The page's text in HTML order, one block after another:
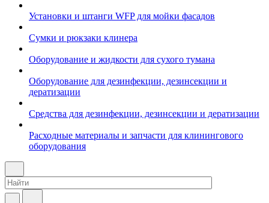
Установки и штанги WFP для мойки фасадов
Сумки и рюкзаки клинера
Оборудование и жидкости для сухого тумана
Оборудование для дезинфекции, дезинсекции и
дератизации
Средства для дезинфекции, дезинсекции и дератизации
Расходные материалы и запчасти для клинингового
оборудования